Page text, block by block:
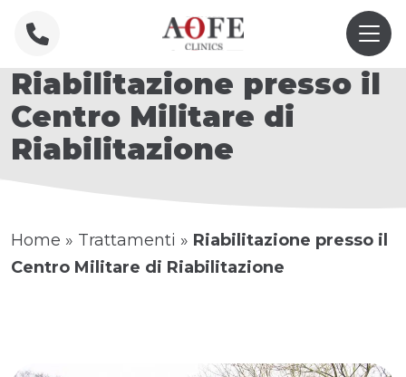
Riabilitazione presso il
Centro Militare di
Riabilitazione
Home » Trattamenti » Riabilitazione presso il
Centro Militare di Riabilitazione